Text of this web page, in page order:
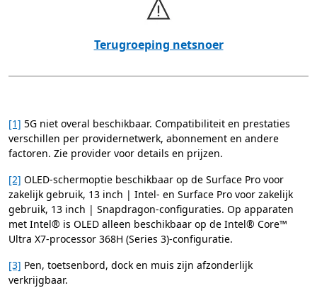
Terugroeping netsnoer
[1] 5G niet overal beschikbaar. Compatibiliteit en prestaties
verschillen per providernetwerk, abonnement en andere
factoren. Zie provider voor details en prijzen.
[2] OLED-schermoptie beschikbaar op de Surface Pro voor
zakelijk gebruik, 13 inch | Intel- en Surface Pro voor zakelijk
gebruik, 13 inch | Snapdragon-configuraties. Op apparaten
met Intel® is OLED alleen beschikbaar op de Intel® Core™
Ultra X7-processor 368H (Series 3)-configuratie.
[3] Pen, toetsenbord, dock en muis zijn afzonderlijk
verkrijgbaar.